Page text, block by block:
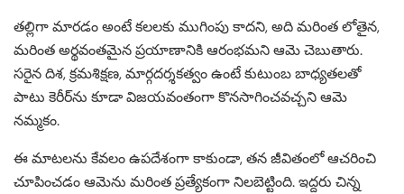
తల్లిగా మారడం అంటే కలలకు ముగింపు కాదని, అది మరింత లోతైన,
మరింత అర్థవంతమైన ప్రయాణానికి ఆరంభమని ఆమె చెబుతారు.
సరైన దిశ, క్రమశిక్షణ, మార్గదర్శకత్వం ఉంటే కుటుంబ బాధ్యతలతో
పాటు కెరీర్‌ను కూడా విజయవంతంగా కొనసాగించవచ్చని ఆమె
నమ్మకం.
ఈ మాటలను కేవలం ఉపదేశంగా కాకుండా, తన జీవితంలో ఆచరించి
చూపించడం ఆమెను మరింత ప్రత్యేకంగా నిలబెట్టింది. ఇద్దరు చిన్న